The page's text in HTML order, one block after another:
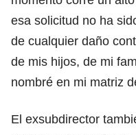
esa solicitud no ha
de cualquier daño
de mis hijos, de mi
nombré en mi matriz
El exsubdirector